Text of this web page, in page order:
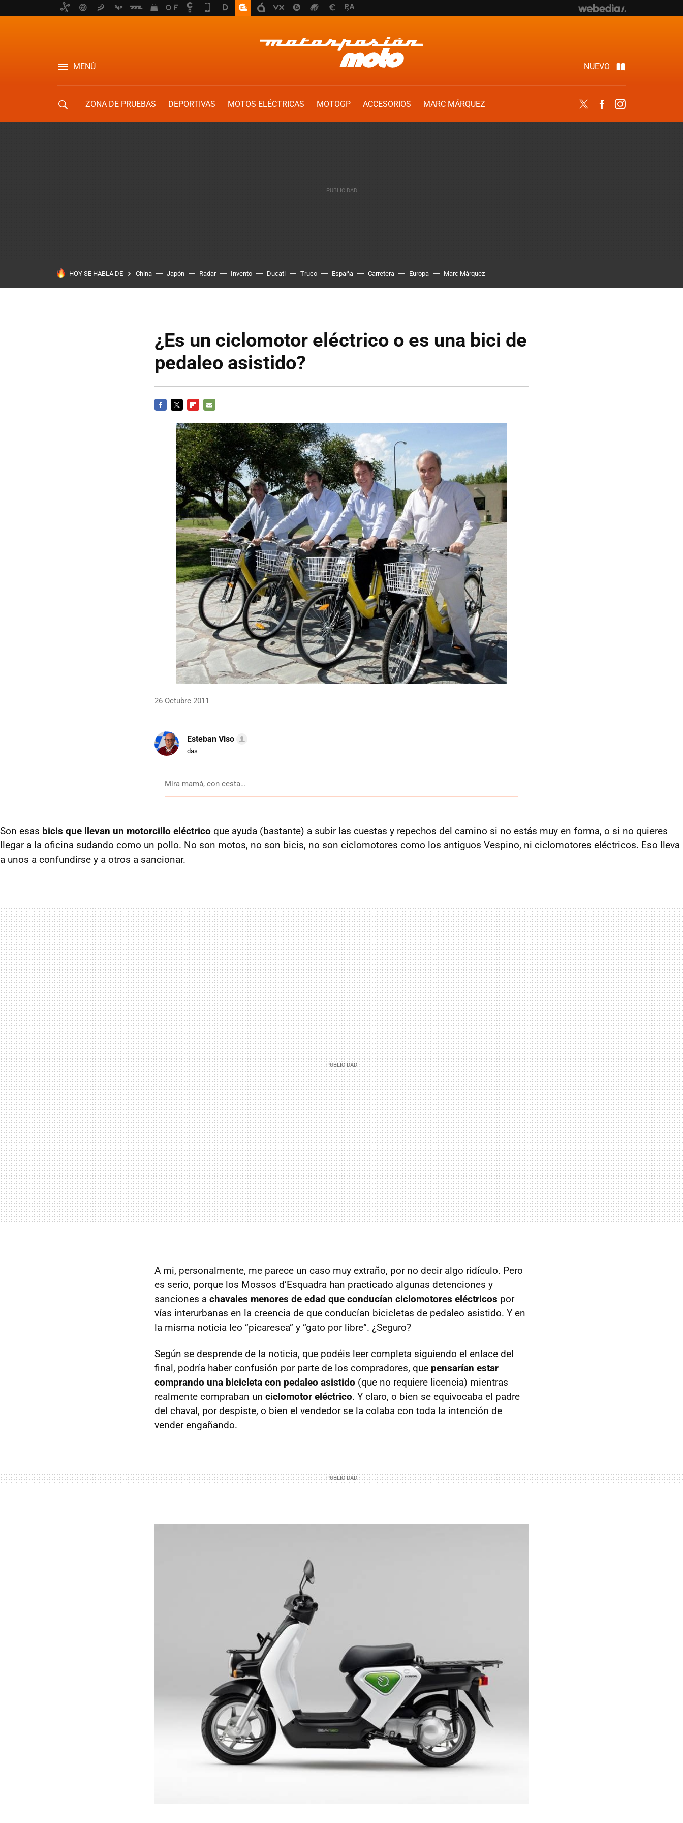
MENÚ NUEVO
ZONA DE PRUEBAS DEPORTIVAS MOTOS ELÉCTRICAS MOTOGP ACCESORIOS
MARC MÁRQUEZ
Twitter Facebook
HOY SE HABLA DE China Japón Radar Invento Ducati Truco España Carretera Europa Marc Márquez
¿Es un ciclomotor eléctrico o es una bici de
pedaleo asistido?
MAIL
26 Octubre 2011
Esteban Viso
das
Mira mamá, con cesta…
Son esas bicis que llevan un motorcillo eléctrico que ayuda (bastante) a subir las cuestas y repechos del camino si no estás muy en forma, o si no quieres
llegar a la oficina sudando como un pollo. No son motos, no son bicis, no son ciclomotores como los antiguos Vespino, ni ciclomotores eléctricos. Eso lleva
a unos a confundirse y a otros a sancionar.
A mi, personalmente, me parece un caso muy extraño, por no decir algo ridículo. Pero
es serio, porque los Mossos d’Esquadra han practicado algunas detenciones y
sanciones a chavales menores de edad que conducían ciclomotores eléctricos por
vías interurbanas en la creencia de que conducían bicicletas de pedaleo asistido. Y en
la misma noticia leo “picaresca” y “gato por libre”. ¿Seguro?
Según se desprende de la noticia, que podéis leer completa siguiendo el enlace del
final, podría haber confusión por parte de los compradores, que pensarían estar
comprando una bicicleta con pedaleo asistido (que no requiere licencia) mientras
realmente compraban un ciclomotor eléctrico. Y claro, o bien se equivocaba el padre
del chaval, por despiste, o bien el vendedor se la colaba con toda la intención de
vender engañando.